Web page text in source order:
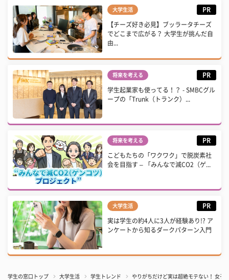
大学生活 PR
【チーズ好き必見】ブッラータチーズ
でどこまで広がる？ 大学生が挑んだ自
由...
将来を考える PR
学生起業家も使ってる！？ - SMBCグル
ープの「Trunk（トランク）...
将来を考える PR
こどもたちの「ワクワク」で脱炭素社
会を目指す – 「みんなで減CO2（ゲ...
大学生活 PR
実は学生の約4人に3人が経験あり!? ア
ンケートから知るダークパターン入門
学生の窓口トップ 大学生活 学生トレンド やりがちだけど実は超絶モテない！ 女子